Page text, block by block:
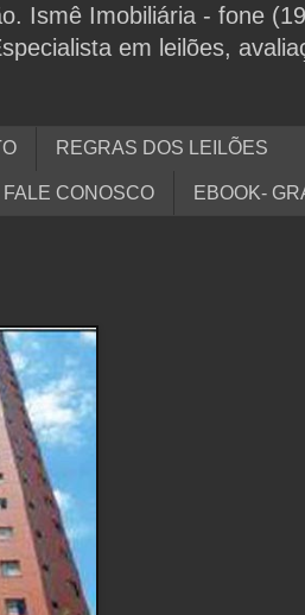
Ismê Imobiliária - fone
em leilões,
REGRAS DOS LEILÕES
FALE CONOSCO EBOOK-